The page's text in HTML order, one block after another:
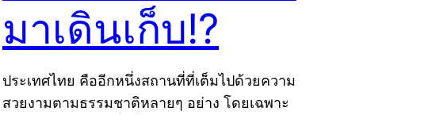
มาเดินเก็บ!?
ประเทศไทย คืออีกหนึ่งสถานที่ที่เต็มไปด้วยความ
สวยงามตามธรรมชาติหลายๆ อย่าง โดยเฉพาะ